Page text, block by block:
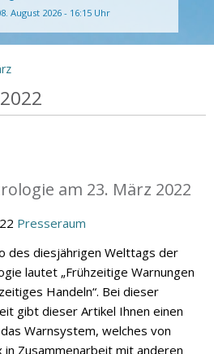
August 2026 - 16:15 Uhr
am 23. März 2022
Presseraum
des diesjährigen Welttags der
lautet „Frühzeitige Warnungen
Handeln“. Bei dieser
gibt dieser Artikel Ihnen einen
das Warnsystem, welches von
in Zusammenarbeit mit anderen